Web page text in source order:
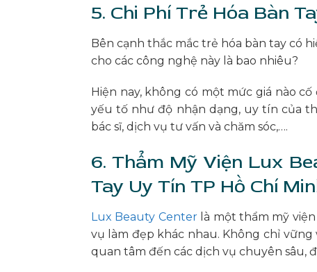
5. Chi Phí Trẻ Hóa Bàn
Bên cạnh thắc mắc trẻ hóa bàn tay có
cho các công nghệ này là bao nhiêu?
Hiện nay, không có một mức giá nào
yếu tố như độ nhận dạng, uy tín của
bác sĩ, dịch vụ tư vấn và chăm sóc,….
6. Thẩm Mỹ Viện Lux
Tay Uy Tín TP Hồ Chí
Lux Beauty Centerlà một thẩm mỹ
vụ làm đẹp khác nhau. Không chỉ
quan tâm đến các dịch vụ chuyên sâu,